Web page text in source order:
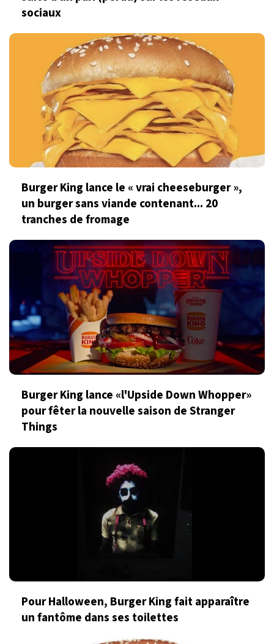
sociaux
Burger King lance le « vrai cheeseburger »,
un burger sans viande contenant... 20
tranches de fromage
Burger King lance «l'Upside Down Whopper»
pour fêter la nouvelle saison de Stranger
Things
Pour Halloween, Burger King fait apparaître
un fantôme dans ses toilettes